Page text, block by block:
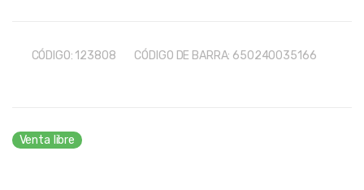
CÓDIGO: 123808 CÓDIGO DE BARRA: 650240035166
Venta libre